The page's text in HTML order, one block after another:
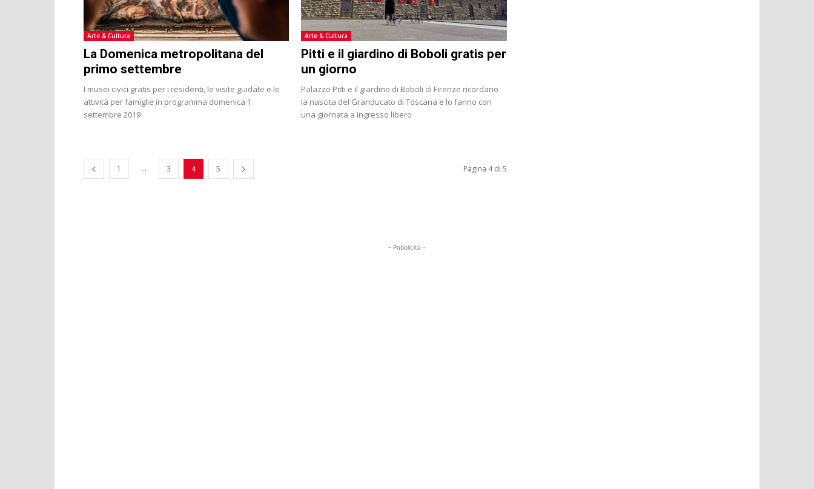
Arte & Cultura
La Domenica metropolitana del
primo settembre
I musei civici gratis per i residenti, le visite guidate e le
attività per famiglie in programma domenica 1
settembre 2019
Arte & Cultura
Pitti e il giardino di Boboli gratis per
un giorno
Palazzo Pitti e il giardino di Boboli di Firenze ricordano
la nascita del Granducato di Toscana e lo fanno con
una giornata a ingresso libero
1 ... 3 4 5 Pagina 4 di 5
- Pubblicità -